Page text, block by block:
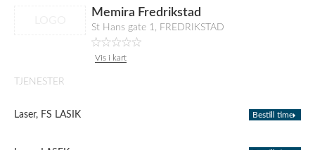
Memira Fredrikstad
St Hans gate 1, FREDRIKSTAD
Vis i kart
TJENESTER
Laser, FS LASIK Bestill time